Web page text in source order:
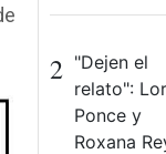
2 "Dejen el
relato":
Ponce y
Roxana